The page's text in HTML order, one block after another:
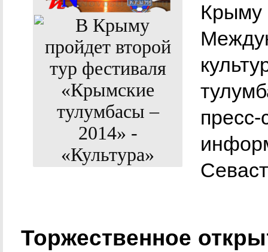
Крыму
пресс-
Торжественное